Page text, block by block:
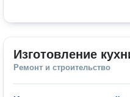
Изготовление
Ремонт и строительство